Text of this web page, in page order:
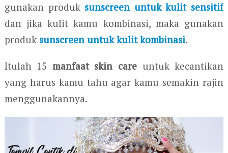
gunakan produk sunscreen untuk kulit sensitif
dan jika kulit kamu kombinasi, maka gunakan
produk sunscreen untuk kulit kombinasi.
Itulah 15 manfaat skin care untuk kecantikan
yang harus kamu tahu agar kamu semakin rajin
menggunakannya.